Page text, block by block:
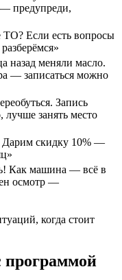
предупреди,
Если есть вопросы
назад меняли масло.
— записаться можно
Запись
лучше занять место
скидку 10% —
Как машина — всё в
осмотр —
когда стоит
программой